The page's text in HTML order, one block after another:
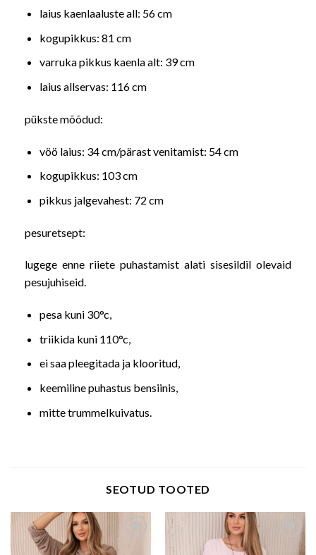
laius kaenlaaluste all: 56 cm
kogupikkus: 81 cm
varruka pikkus kaenla alt: 39 cm
laius allservas: 116 cm
pükste mõõdud:
vöö laius: 34 cm/pärast venitamist: 54 cm
kogupikkus: 103 cm
pikkus jalgevahest: 72 cm
pesuretsept:
lugege enne riiete puhastamist alati sisesildil olevaid
pesujuhiseid.
pesa kuni 30°c,
triikida kuni 110°c,
ei saa pleegitada ja klooritud,
keemiline puhastus bensiinis,
mitte trummelkuivatus.
SEOTUD TOOTED